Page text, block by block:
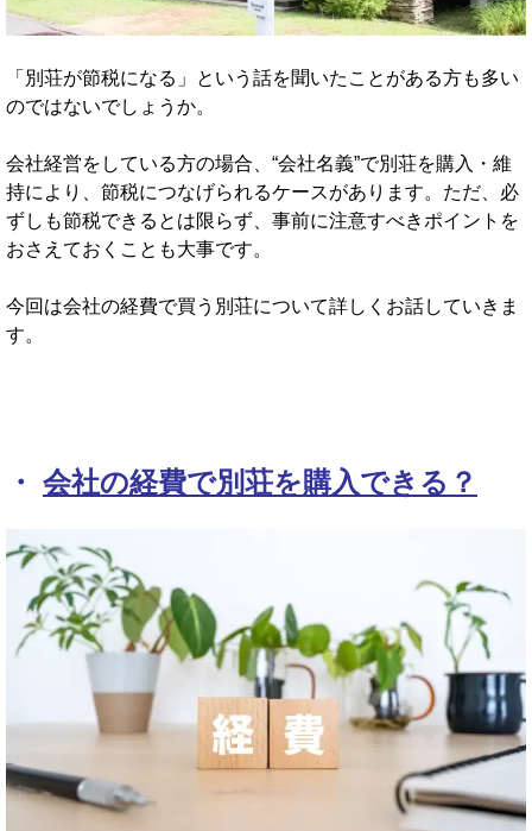
「別荘が節税になる」という話を聞いたことがある方も多い
のではないでしょうか。
会社経営をしている方の場合、“会社名義”で別荘を購入・維
持により、節税につなげられるケースがあります。ただ、必
ずしも節税できるとは限らず、事前に注意すべきポイントを
おさえておくことも大事です。
今回は会社の経費で買う別荘について詳しくお話していきま
す。
・ 会社の経費で別荘を購入できる？